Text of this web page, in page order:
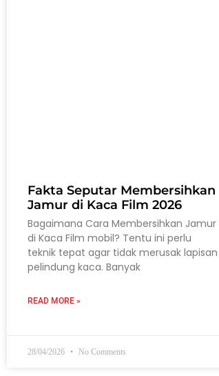
Fakta Seputar Membersihkan
Jamur di Kaca Film 2026
Bagaimana Cara Membersihkan Jamur
di Kaca Film mobil? Tentu ini perlu
teknik tepat agar tidak merusak lapisan
pelindung kaca. Banyak
READ MORE »
28/04/2026 No Comments